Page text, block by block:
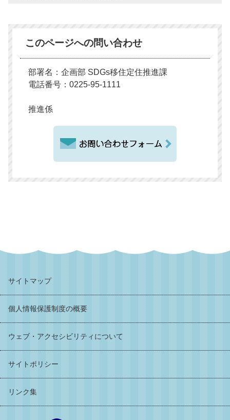
このページへの問い合わせ
部署名：企画部 SDGs移住定住推進課
電話番号：0225-95-1111
推進係
サイトマップ
個人情報保護制度の概要
ウェブ・アクセシビリティについて
サイトポリシー
リンク集